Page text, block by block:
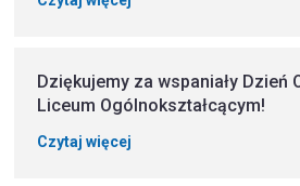
Dziękujemy za wspaniały Dzień
Liceum Ogólnokształcącym!
Czytaj więcej